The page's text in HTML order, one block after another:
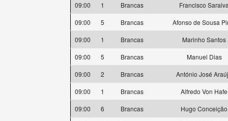
09:00 1 Brancas
Francisco
09:00
5 Brancas
Afonso de Sousa
09:00
1 Brancas
Marinho Santos
09:00
5 Brancas
Manuel Dias
09:00
2 Brancas
António José
09:00
1 Brancas
Alfredo Von Hafe
09:00
6 Brancas
Hugo Conceição